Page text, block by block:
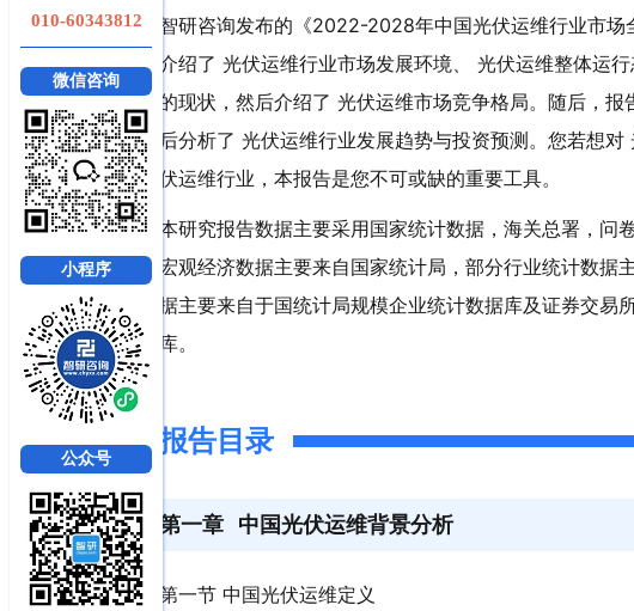
智研咨询发布的《2022-2028年中国光伏运维行业市
介绍了 光伏运维行业市场发展环境、 光伏运维整体运
的现状，然后介绍了 光伏运维市场竞争格局。随后，
后分析了 光伏运维行业发展趋势与投资预测。您若想
伏运维行业，本报告是您不可或缺的重要工具。
本研究报告数据主要采用国家统计数据，海关总署，问
宏观经济数据主要来自国家统计局，部分行业统计数据
据主要来自于国统计局规模企业统计数据库及证券交易
库。
报告目录
第一章 中国光伏运维背景分析
第一节 中国光伏运维定义
010-60343812
微信咨询
小程序
公众号